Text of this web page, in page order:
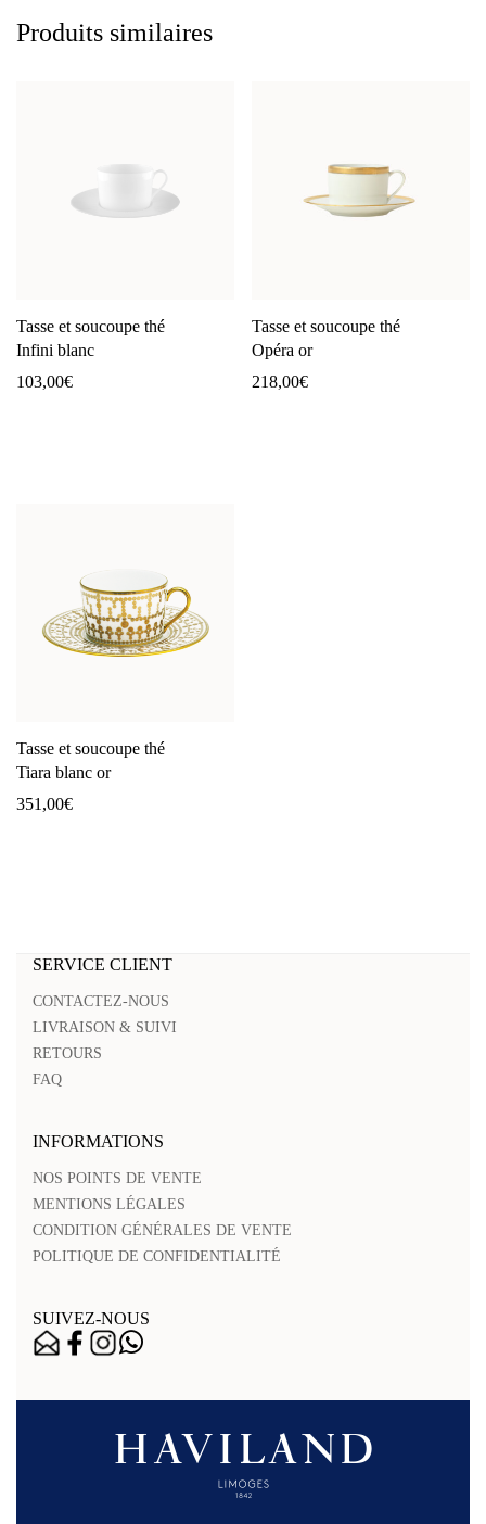
Produits similaires
Tasse et soucoupe thé
Infini blanc
103,00€
Tasse et soucoupe thé
Opéra or
218,00€
Tasse et soucoupe thé
Tiara blanc or
351,00€
SERVICE CLIENT
CONTACTEZ-NOUS
LIVRAISON & SUIVI
RETOURS
FAQ
INFORMATIONS
NOS POINTS DE VENTE
MENTIONS LÉGALES
CONDITION GÉNÉRALES DE VENTE
POLITIQUE DE CONFIDENTIALITÉ
SUIVEZ-NOUS